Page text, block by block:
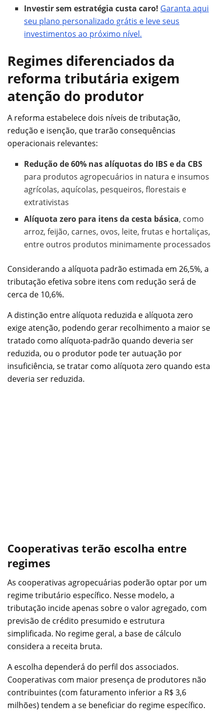
Investir sem estratégia custa caro! Garanta aqui
seu plano personalizado grátis e leve seus
investimentos ao próximo nível.
Regimes diferenciados da
reforma tributária exigem
atenção do produtor
A reforma estabelece dois níveis de tributação,
redução e isenção, que trarão consequências
operacionais relevantes:
Redução de 60% nas alíquotas do IBS e da CBS
para produtos agropecuários in natura e insumos
agrícolas, aquícolas, pesqueiros, florestais e
extrativistas
Alíquota zero para itens da cesta básica, como
arroz, feijão, carnes, ovos, leite, frutas e hortaliças,
entre outros produtos minimamente processados
Considerando a alíquota padrão estimada em 26,5%, a
tributação efetiva sobre itens com redução será de
cerca de 10,6%.
A distinção entre alíquota reduzida e alíquota zero
exige atenção, podendo gerar recolhimento a maior se
tratado como alíquota-padrão quando deveria ser
reduzida, ou o produtor pode ter autuação por
insuficiência, se tratar como alíquota zero quando esta
deveria ser reduzida.
Cooperativas terão escolha entre
regimes
As cooperativas agropecuárias poderão optar por um
regime tributário específico. Nesse modelo, a
tributação incide apenas sobre o valor agregado, com
previsão de crédito presumido e estrutura
simplificada. No regime geral, a base de cálculo
considera a receita bruta.
A escolha dependerá do perfil dos associados.
Cooperativas com maior presença de produtores não
contribuintes (com faturamento inferior a R$ 3,6
milhões) tendem a se beneficiar do regime específico.